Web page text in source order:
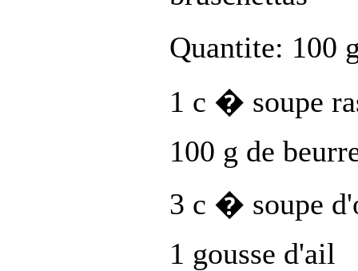
Quantite: 100
1 c � soupe
100 g de
3 c � soupe
1 gousse d'ail